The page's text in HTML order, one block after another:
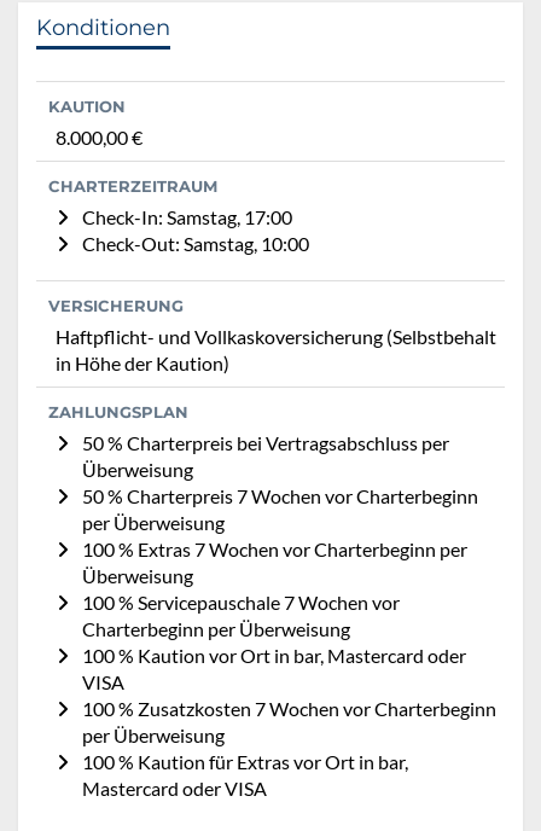
Konditionen
KAUTION
8.000,00 €
CHARTERZEITRAUM
Check-In: Samstag, 17:00
Check-Out: Samstag, 10:00
VERSICHERUNG
Haftpflicht- und Vollkaskoversicherung (Selbstbehalt
in Höhe der Kaution)
ZAHLUNGSPLAN
50 % Charterpreis bei Vertragsabschluss per
Überweisung
50 % Charterpreis 7 Wochen vor Charterbeginn
per Überweisung
100 % Extras 7 Wochen vor Charterbeginn per
Überweisung
100 % Servicepauschale 7 Wochen vor
Charterbeginn per Überweisung
100 % Kaution vor Ort in bar, Mastercard oder
VISA
100 % Zusatzkosten 7 Wochen vor Charterbeginn
per Überweisung
100 % Kaution für Extras vor Ort in bar,
Mastercard oder VISA